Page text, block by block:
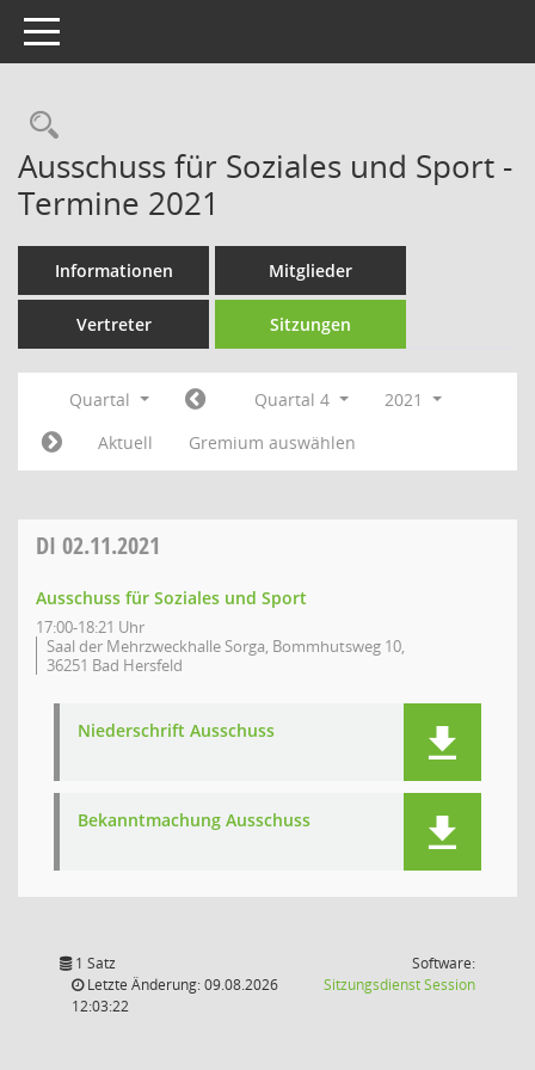
Toggle navigation
Rechercheauswahl
Ausschuss für Soziales und Sport -
Termine 2021
Informationen Mitglieder
Vertreter Sitzungen
Quartal Quartal 4
2021
Aktuell
Gremium auswählen
DI 02.11.2021
Ausschuss für Soziales und Sport
17:00-18:21 Uhr
Saal der Mehrzweckhalle Sorga, Bommhutsweg 10,
36251 Bad Hersfeld
Niederschrift Ausschuss
Bekanntmachung Ausschuss
1 Satz
Letzte Änderung: 09.08.2026
12:03:22
Software:
SitzungsdienstSession(Wird in